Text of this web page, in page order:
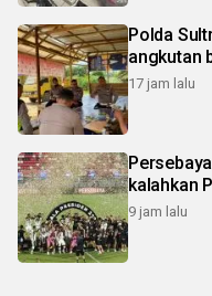
Polda
angkutan
17 jam lalu
kalahkan
9 jam lalu